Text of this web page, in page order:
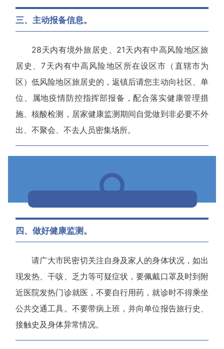
三、主动报备信息。
28天内有境外旅居史、21天内有中高风险地区旅
居史、7天内有中高风险地区所在设区市（直辖市为
区）低风险地区旅居史的，返镇后请您主动向社区、单
位、属地疫情防控指挥部报备，配合落实健康管理措
施、核酸检测，居家健康监测期间自觉做到非必要不外
出、不聚会、不去人员密集场所。
四、做好健康监测。
请广大市民密切关注自身及家人的身体状况， 如出
现发热、干咳、乏力等可疑症状，要佩戴口罩及时到附
近医院发热门诊就医， 不要自行用药，就诊时不得乘坐
公共交通工具。不要带病上班，并向单位报告旅行史、
接触史及身体异常情况。